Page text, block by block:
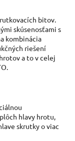
bitov.
skúsenosťami s
kombinácia
riešení
hrotova tov celej
.
plôch hlavy hrotu,
skrutkyo viac